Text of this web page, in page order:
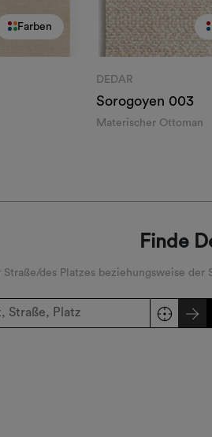
Farben
DEDAR
Sorogoyen 003
Materischer Ottoman
Finde
des Platzes beziehungsweise